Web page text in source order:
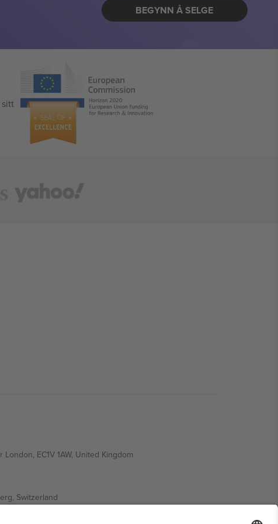
BEGYNN Å SELGE
EC1V 1AW, United Kingdom
Switzerland